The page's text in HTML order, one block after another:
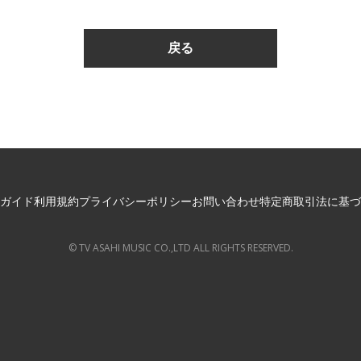
イド利用規約プライバシーポリシーお問い合わせ特定商取引法に基
© TV ASAHI MUSIC CO.,LTD ALL RIGHTS RESERVED.